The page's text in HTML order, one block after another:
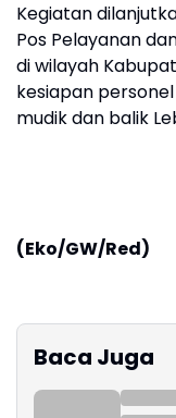
Kegiatan
Pos Pelayanan
di wilayah
kesiapan
mudik dan balik
(Eko/GW/Red)
Baca Juga